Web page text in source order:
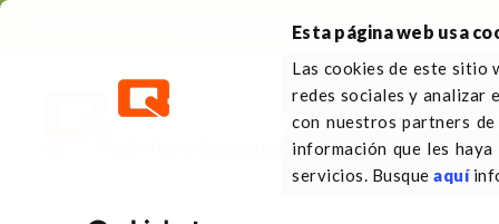
Esta página web usa
Las cookies de este sitio
redes sociales y analizar
con nuestros partners
información que les
servicios. Busqueaquí
+31 (0)413 353 111
Palets de plástico
Productos relacionados con las paletas